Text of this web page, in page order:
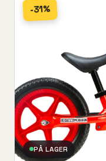
-31%
PÅ LAGER